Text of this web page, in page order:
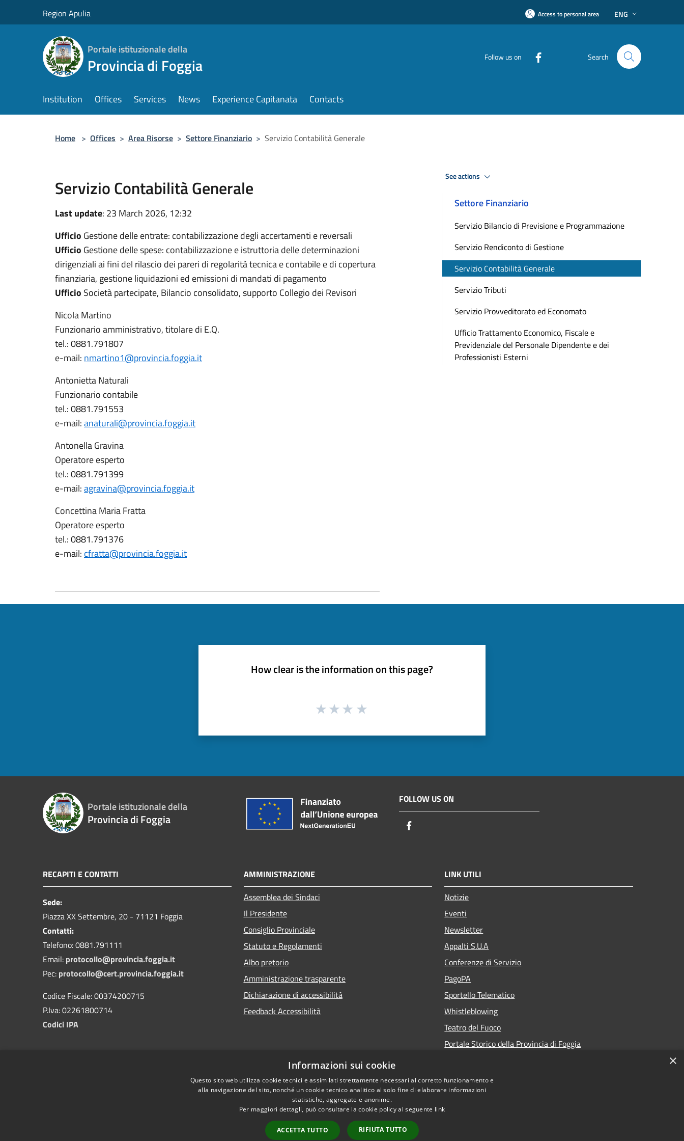
Region Apulia Access to personal area ENG
Portale istituzionale della
Provincia di Foggia Follow us on Search
Institution Offices Services News Experience Capitanata Contacts
Home > Offices > Area Risorse > Settore Finanziario > Servizio Contabilità Generale
Servizio Contabilità Generale
Last update: 23 March 2026, 12:32
Ufficio Gestione delle entrate: contabilizzazione degli accertamenti e reversali
Ufficio Gestione delle spese: contabilizzazione e istruttoria delle determinazioni
dirigenziali ai fini del rilascio dei pareri di regolarità tecnica e contabile e di copertura
finanziaria, gestione liquidazioni ed emissioni di mandati di pagamento
Ufficio Società partecipate, Bilancio consolidato, supporto Collegio dei Revisori
Nicola Martino
Funzionario amministrativo, titolare di E.Q.
tel.: 0881.791807
e-mail: nmartino1@provincia.foggia.it
Antonietta Naturali
Funzionario contabile
tel.: 0881.791553
e-mail:anaturali@provincia.foggia.it
Antonella Gravina
Operatore esperto
tel.: 0881.791399
e-mail:agravina@provincia.foggia.it
Concettina Maria Fratta
Operatore esperto
tel.: 0881.791376
e-mail: cfratta@provincia.foggia.it
See actions
Settore Finanziario
Servizio Bilancio di Previsione e Programmazione
Servizio Rendiconto di Gestione
Servizio Contabilità Generale
Servizio Tributi
Servizio Provveditorato ed Economato
Ufficio Trattamento Economico, Fiscale e
Previdenziale del Personale Dipendente e dei
Professionisti Esterni
How clear is the information on this page?
Portale istituzionale della
Provincia di Foggia
FOLLOW US ON
RECAPITI E CONTATTI
Sede:
Piazza XX Settembre, 20 - 71121 Foggia
Contatti:
Telefono: 0881.791111
Email: protocollo@provincia.foggia.it
Pec: protocollo@cert.provincia.foggia.it
Codice Fiscale: 00374200715
P.Iva: 02261800714
Codici IPA
AMMINISTRAZIONE
Assemblea dei Sindaci
Il Presidente
Consiglio Provinciale
Statuto e Regolamenti
Albo pretorio
Amministrazione trasparente
Dichiarazione di accessibilità
Feedback Accessibilità
LINK UTILI
Notizie
Eventi
Newsletter
Appalti S.U.A
Conferenze di Servizio
PagoPA
Sportello Telematico
Whistleblowing
Teatro del Fuoco
Portale Storico della Provincia di Foggia
Copyright © 2026 • Portale istituzionale della Provincia di Foggia • Powered
×
Informazioni sui cookie
Questo sito web utilizza cookie tecnici e assimilati strettamente necessari al corretto funzionamento e
alla navigazione del sito, nonché un cookie tecnico analitico al solo fine di elaborare informazioni
statistiche, aggregate e anonime.
Per maggiori dettagli, può consultare la cookie policy al seguente link
ACCETTA TUTTO RIFIUTA TUTTO